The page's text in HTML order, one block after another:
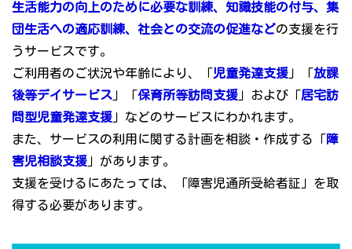
生活能力の向上のために必要な訓練、知識技能の付与、集
団生活への適応訓練、社会との交流の促進などの支援を行
うサービスです。
ご利用者のご状況や年齢により、「児童発達支援 」「放課
後等デイサービス 」「保育所等訪問支援 」および「居宅訪
問型児童発達支援 」などのサービスにわかれます。
また、サービスの利用に関する計画を相談・作成する「障
害児相談支援 」があります。
支援を受けるにあたっては、「障害児通所受給者証」を取
得する必要があります。